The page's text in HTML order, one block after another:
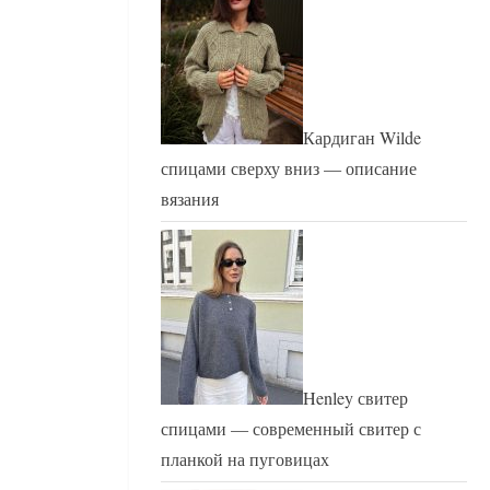
Кардиган Wilde
спицами сверху вниз — описание
вязания
Henley свитер
спицами — современный свитер с
планкой на пуговицах